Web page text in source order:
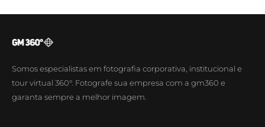
Somos especialistas em fotografia corporativa, institucional e
tour virtual 360°. Fotografe sua empresa com a gm360 e
garanta sempre a melhor imagem.